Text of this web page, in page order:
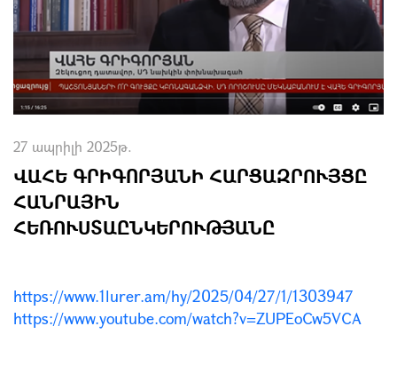
27 ապրիլի 2025թ.
ՎԱՀԵ ԳՐԻԳՈՐՅԱՆԻ ՀԱՐՑԱԶՐՈՒՅՑԸ
ՀԱՆՐԱՅԻՆ
ՀԵՌՈՒՍՏԱԸՆԿԵՐՈՒԹՅԱՆԸ
https://www.1lurer.am/hy/2025/04/27/1/1303947
https://www.youtube.com/watch?v=ZUPEoCw5VCA